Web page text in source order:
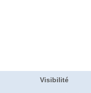
Visibilité